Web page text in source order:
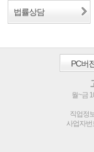
법률상담
PC버
월~금
직업정
사업자번